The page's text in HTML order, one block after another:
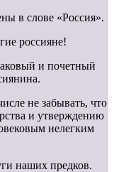
в слове «Россия».
россияне!
и почетный
не забывать, что
и утверждению
нелегким
наших предков.